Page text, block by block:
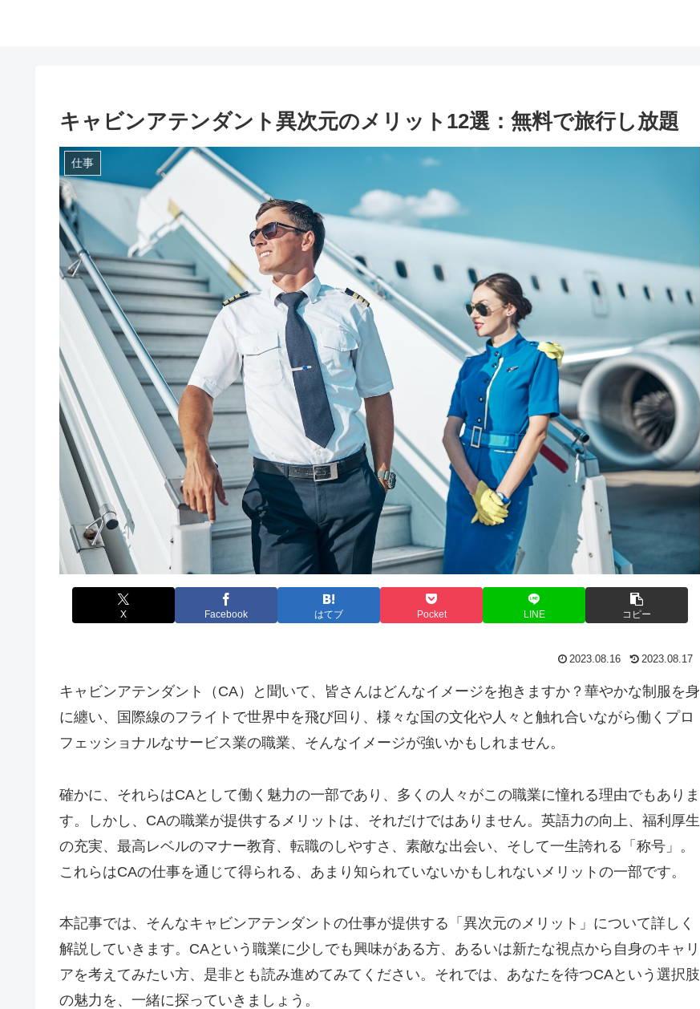
キャビンアテンダント異次元のメリット12選：無料で旅行し放題
仕事
X Facebook はてブ Pocket LINE コピー
2023.08.16 2023.08.17
キャビンアテンダント（CA）と聞いて、皆さんはどんなイメージを抱きますか？華やかな制服を身
に纏い、国際線のフライトで世界中を飛び回り、様々な国の文化や人々と触れ合いながら働くプロ
フェッショナルなサービス業の職業、そんなイメージが強いかもしれません。
確かに、それらはCAとして働く魅力の一部であり、多くの人々がこの職業に憧れる理由でもありま
す。しかし、CAの職業が提供するメリットは、それだけではありません。英語力の向上、福利厚生
の充実、最高レベルのマナー教育、転職のしやすさ、素敵な出会い、そして一生誇れる「称号」。
これらはCAの仕事を通じて得られる、あまり知られていないかもしれないメリットの一部です。
本記事では、そんなキャビンアテンダントの仕事が提供する「異次元のメリット」について詳しく
解説していきます。CAという職業に少しでも興味がある方、あるいは新たな視点から自身のキャリ
アを考えてみたい方、是非とも読み進めてみてください。それでは、あなたを待つCAという選択肢
の魅力を、一緒に探っていきましょう。